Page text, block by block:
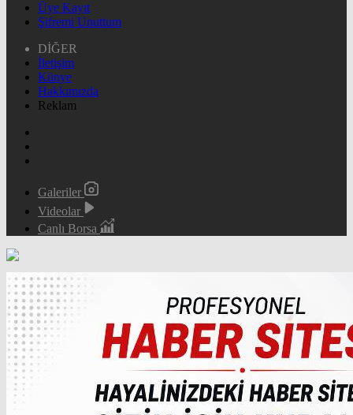
Üye Kayıt
Şifremi Unuttum
DİĞER
İletişim
Künye
Hakkımızda
Reklam
Galeriler
Videolar
Canlı Borsa